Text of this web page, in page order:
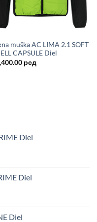
muška AC LIMA 2.1 SOFT
CAPSULE Diel
рсд
Diel
Diel
Diel